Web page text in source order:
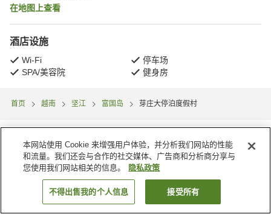
在地图上查看
酒店设施
Wi-Fi
停车场
SPA/美容院
健身房
首页 越南 坚江 富国岛 芽庄大停泊度假村
搜索客房
本网站使用 Cookie 来增强用户体验，并分析我们网站的性能
和流量。我们还会与合作的社交媒体、广告商和分析商分享与
您使用我们网站相关的信息。
隐私政策
不得出售我的个人信息 接受所有